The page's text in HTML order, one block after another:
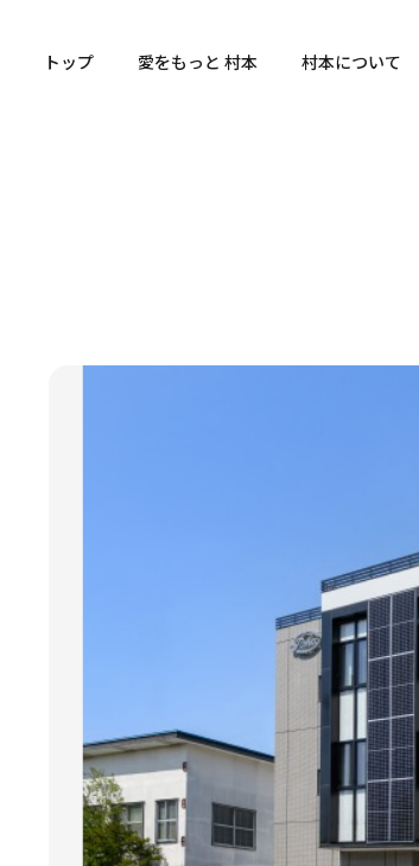
トップ 愛をもっと 村本 村本について